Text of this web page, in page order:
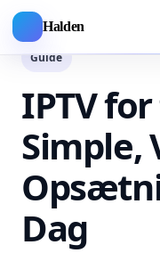
Halden
Guide
IPTV
Simple,
Dag